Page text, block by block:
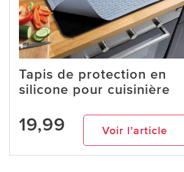
Tapis de protection en
silicone pour cuisinière
19,99 Voir l’article